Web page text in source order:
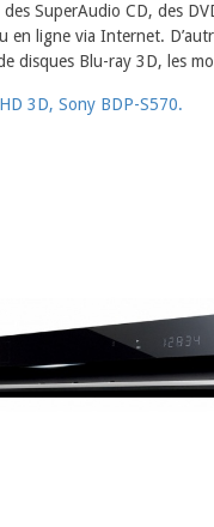
SuperAudio CD, des
en ligne via Internet.
disques Blu-ray 3D, les
3D, Sony BDP-S570.